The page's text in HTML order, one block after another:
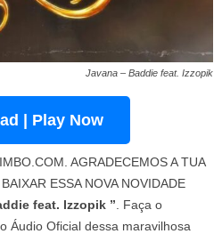
Javana – Baddie feat. Izzopik
| Play Now
AGRADECEMOS A TUA
ESSA NOVA NOVIDADE
feat. Izzopik ” . Faça o
Áudio Oficial dessa maravilhosa